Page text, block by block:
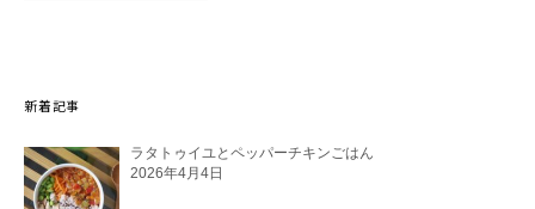
新着記事
ラタトゥイユとペッパーチキンごはん
2026年4月4日